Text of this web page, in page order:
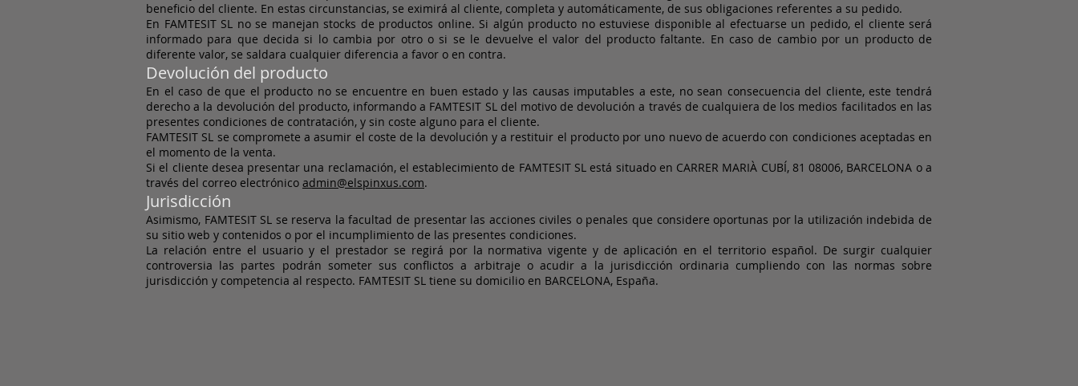
beneficio del cliente. En estas circunstancias, se eximirá al cliente, completa y automáticamente, de sus obligaciones referentes a su pedido.
En FAMTESIT SL no se manejan stocks de productos online. Si algún producto no estuviese disponible al efectuarse un pedido, el cliente será
informado para que decida si lo cambia por otro o si se le devuelve el valor del producto faltante. En caso de cambio por un producto de
diferente valor, se saldara cualquier diferencia a favor o en contra.
Devolución del producto
En el caso de que el producto no se encuentre en buen estado y las causas imputables a este, no sean consecuencia del cliente, este tendrá
derecho a la devolución del producto, informando a FAMTESIT SL del motivo de devolución a través de cualquiera de los medios facilitados en las
presentes condiciones de contratación, y sin coste alguno para el cliente.
FAMTESIT SL se compromete a asumir el coste de la devolución y a restituir el producto por uno nuevo de acuerdo con condiciones aceptadas en
el momento de la venta.
Si el cliente desea presentar una reclamación, el establecimiento de FAMTESIT SL está situado en CARRER MARIÀ CUBÍ, 81 08006, BARCELONA o a
través del correo electrónico admin@elspinxus.com.
Jurisdicción
Asimismo, FAMTESIT SL se reserva la facultad de presentar las acciones civiles o penales que considere oportunas por la utilización indebida de
su sitio web y contenidos o por el incumplimiento de las presentes condiciones.
La relación entre el usuario y el prestador se regirá por la normativa vigente y de aplicación en el territorio español. De surgir cualquier
controversia las partes podrán someter sus conflictos a arbitraje o acudir a la jurisdicción ordinaria cumpliendo con las normas sobre
jurisdicción y competencia al respecto. FAMTESIT SL tiene su domicilio en BARCELONA, España.